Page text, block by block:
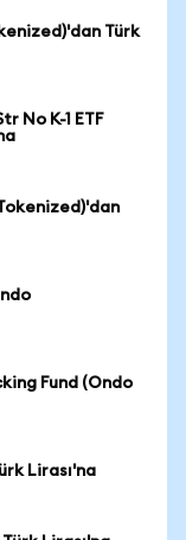
Türk
No K-1 ETF
Fund (Ondo
Lirası'na